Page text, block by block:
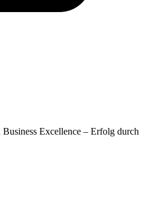
Excellence – Erfolg durch